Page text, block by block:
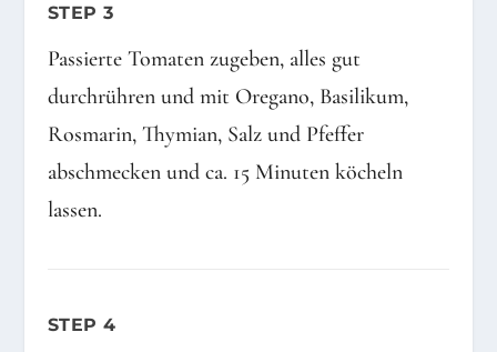
STEP 3
Passierte Tomaten zugeben, alles gut
durchrühren und mit Oregano, Basilikum,
Rosmarin, Thymian, Salz und Pfeffer
abschmecken und ca. 15 Minuten köcheln
lassen.
STEP 4